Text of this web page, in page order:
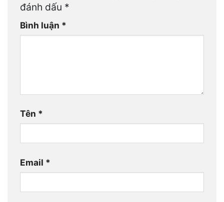
đánh dấu *
Bình luận *
Tên *
Email *